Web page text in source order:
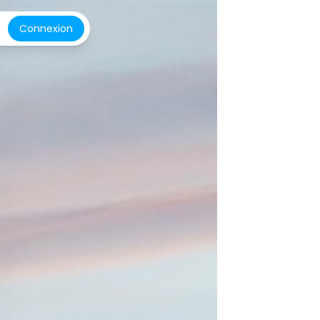
Connexion